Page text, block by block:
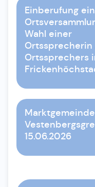
Einberufung
Wahl einer
Ortssprecherin
Ortssprechers
15.06.2026